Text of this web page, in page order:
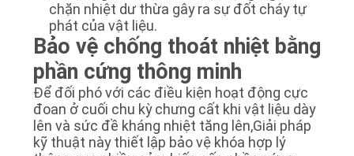
chặn nhiệt dư thừa gây ra sự đốt cháy tự
phát của vật liệu.
Bảo vệ chống thoát nhiệt bằng
phần cứng thông minh
Để đối phó với các điều kiện hoạt động cực
đoan ở cuối chu kỳ chưng cất khi vật liệu dày
lên và sức đề kháng nhiệt tăng lên,Giải pháp
kỹ thuật này thiết lập bảo vệ khóa hợp lý